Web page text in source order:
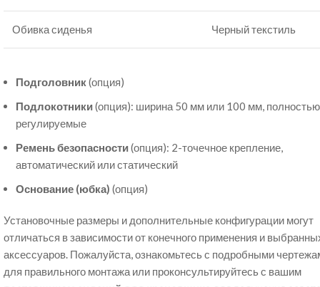
Обивка сиденья Черный текстиль
Подголовник(опция)
Подлокотники(опция): ширина 50 мм или 100 мм, полностью
регулируемые
Ремень безопасности(опция): 2-точечное крепление,
автоматический или статический
Основание (юбка) (опция)
Установочные размеры и дополнительные конфигурации могут
отличаться в зависимости от конечного применения и
аксессуаров. Пожалуйста, ознакомьтесь с подробными
для правильного монтажа или проконсультируйтесь с вашим